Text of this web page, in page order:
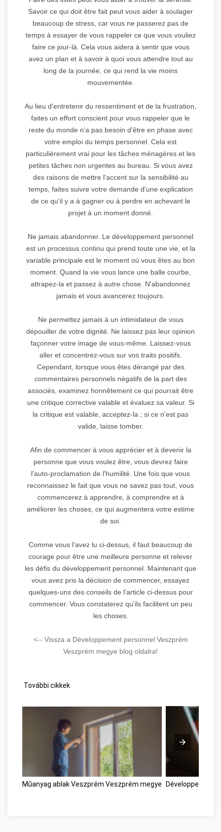
Savoir ce qui doit être fait peut vous aider à soulager
beaucoup de stress, car vous ne passerez pas de
temps à essayer de vous rappeler ce que vous vouliez
faire ce jour-là. Cela vous aidera à sentir que vous
avez un plan et à savoir à quoi vous attendre tout au
long de la journée, ce qui rend la vie moins
mouvementée.
Au lieu d'entretenir du ressentiment et de la frustration,
faites un effort conscient pour vous rappeler que le
reste du monde n'a pas besoin d'être en phase avec
votre emploi du temps personnel. Cela est
particulièrement vrai pour les tâches ménagères et les
petites tâches non urgentes au bureau. Si vous avez
des raisons de mettre l'accent sur la sensibilité au
temps, faites suivre votre demande d'une explication
de ce qu'il y a à gagner ou à perdre en achevant le
projet à un moment donné.
Ne jamais abandonner. Le développement personnel
est un processus continu qui prend toute une vie, et la
variable principale est le moment où vous êtes au bon
moment. Quand la vie vous lance une balle courbe,
attrapez-la et passez à autre chose. N'abandonnez
jamais et vous avancerez toujours.
Ne permettez jamais à un intimidateur de vous
dépouiller de votre dignité. Ne laissez pas leur opinion
façonner votre image de vous-même. Laissez-vous
aller et concentrez-vous sur vos traits positifs.
Cependant, lorsque vous êtes dérangé par des
commentaires personnels négatifs de la part des
associés, examinez honnêtement ce qui pourrait être
une critique corrective valable et évaluez sa valeur. Si
la critique est valable, acceptez-la ; si ce n'est pas
valide, laisse tomber.
Afin de commencer à vous apprécier et à devenir la
personne que vous voulez être, vous devrez faire
l'auto-proclamation de l'humilité. Une fois que vous
reconnaissez le fait que vous ne savez pas tout, vous
commencerez à apprendre, à comprendre et à
améliorer les choses, ce qui augmentera votre estime
de soi.
Comme vous l'avez lu ci-dessus, il faut beaucoup de
courage pour être une meilleure personne et relever
les défis du développement personnel. Maintenant que
vous avez pris la décision de commencer, essayez
quelques-uns des conseils de l'article ci-dessus pour
commencer. Vous constaterez qu'ils facilitent un peu
les choses.
<-- Vissza a Développement personnel Veszprém
Veszprém megye blog oldalra!
További cikkek
Műanyag ablak Veszprém Veszprém megye Développement